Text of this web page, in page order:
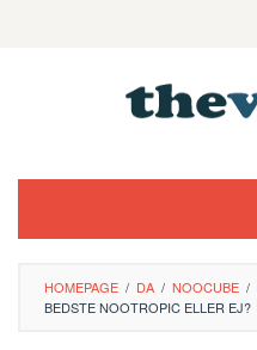
HOMEPAGE / DA / NOOCUBE /
BEDSTE NOOTROPIC ELLER EJ?